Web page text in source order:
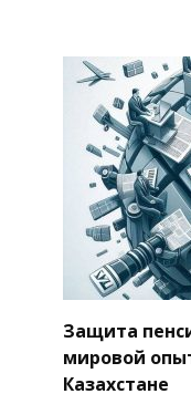
Защита
мировой
Казахстане